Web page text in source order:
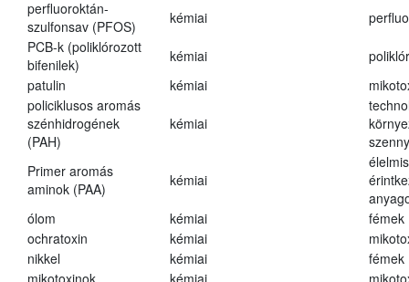
perfluoroktán-
szulfonsav (PFOS)
kémiai
PCB-k (poliklórozott
bifenilek)
kémiai
patulin
kémiai
policiklusos aromás
szénhidrogének
(PAH)
kémiai
Primer aromás
aminok (PAA)
kémiai
ólom
kémiai
fémek
ochratoxin
kémiai
nikkel
kémiai
fémek